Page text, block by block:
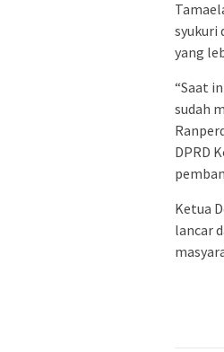
syukuri
yang
“Saat
sudah
DPRD
Ketua
lancar